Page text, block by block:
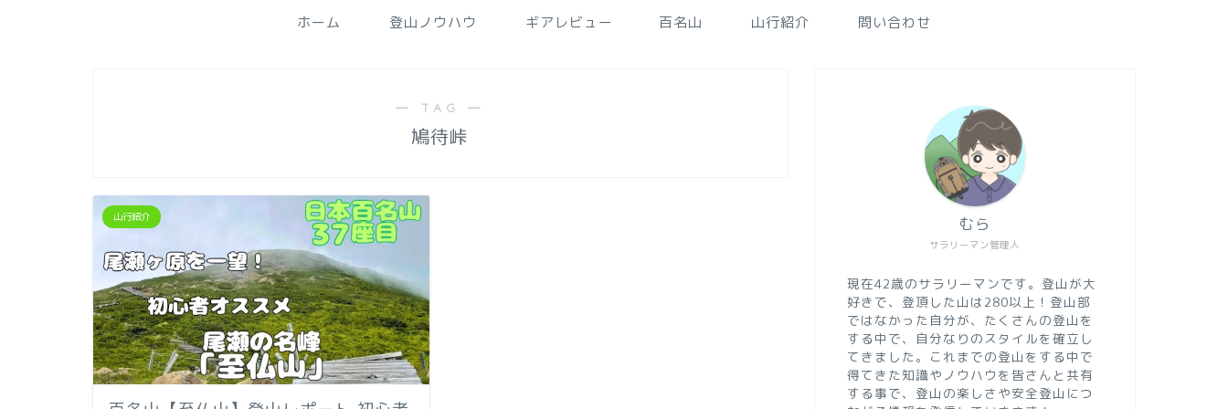
ホーム 登山ノウハウ ギアレビュー 百名山 山行紹介 問い合わせ
― TAG ―
鳩待峠
山行紹介
サラリーマン管理人
むら
現在42歳のサラリーマンです。登山が大
好きで、登頂した山は280以上！登山部
ではなかった自分が、たくさんの登山を
する中で、自分なりのスタイルを確立し
てきました。これまでの登山をする中で
得てきた知識やノウハウを皆さんと共有
する事で、登山の楽しさや安全登山につ